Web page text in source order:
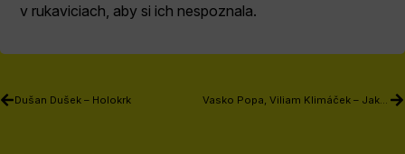
v rukaviciach, aby si ich nespoznala.
Dušan Dušek – Holokrk Vasko Popa, Viliam Klimáček – Jakubko a rebrík